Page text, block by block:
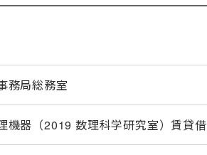
務局総務室
機器（2019 数理科学研究室）賃貸借